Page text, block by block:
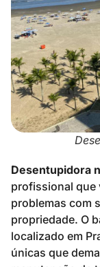
Desentupidora
profissional que
problemas com
propriedade. O
localizado em
únicas que